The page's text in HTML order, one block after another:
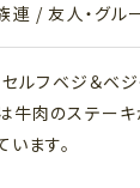
連 / 友人・グル
ルフベジ＆ベ
牛肉のステー
ます。